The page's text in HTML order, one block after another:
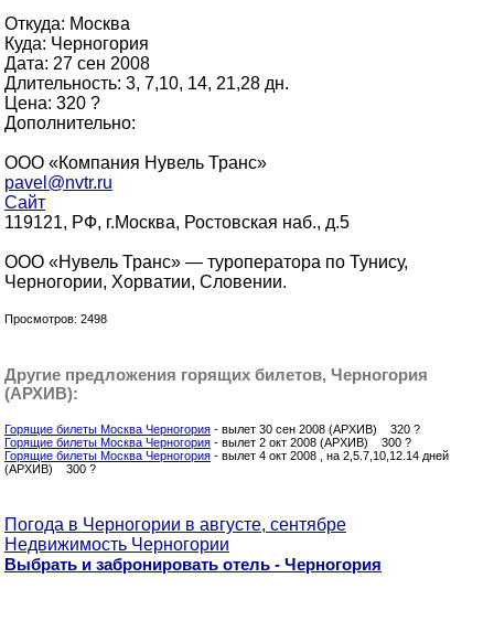
Откуда: Москва
Куда: Черногория
Дата: 27 сен 2008
Длительность: 3, 7,10, 14, 21,28 дн.
Цена: 320 ?
Дополнительно:
ООО «Компания Нувель Транс»
pavel@nvtr.ru
Сайт
119121, РФ, г.Москва, Ростовская наб., д.5
ООО «Нувель Транс» — туроператора по Тунису,
Черногории, Хорватии, Словении.
Просмотров: 2498
Другие предложения горящих билетов, Черногория
(АРХИВ):
Горящие билеты Москва Черногория - вылет 30 сен 2008 (АРХИВ) 320 ?
Горящие билеты Москва Черногория - вылет 2 окт 2008 (АРХИВ) 300 ?
Горящие билеты Москва Черногория - вылет 4 окт 2008 , на 2,5.7,10,12.14 дней
(АРХИВ) 300 ?
Погода в Черногории в августе, сентябре
Недвижимость Черногории
Выбрать и забронировать отель - Черногория